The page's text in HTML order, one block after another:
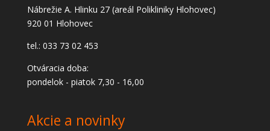
Nábrežie A. Hlinku 27 (areál Polikliniky Hlohovec)
920 01 Hlohovec
tel.: 033 73 02 453
Otváracia doba:
pondelok - piatok 7,30 - 16,00
Akcie a novinky